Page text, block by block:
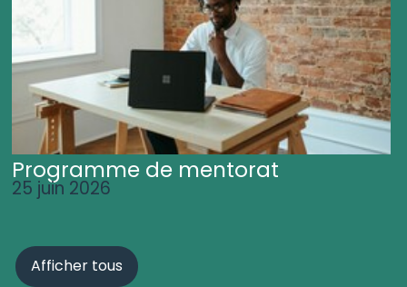
Programme de mentorat
25 juin 2026
Afficher tous